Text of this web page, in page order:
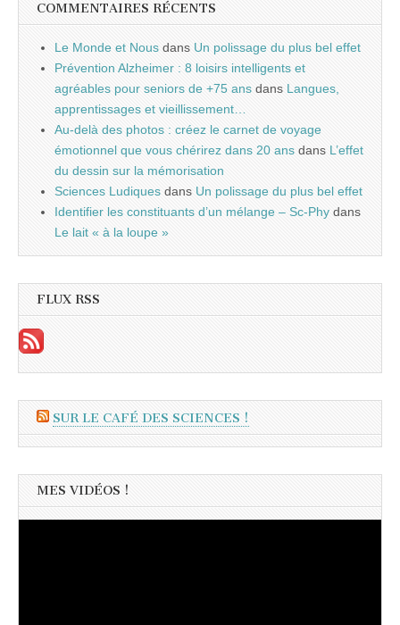
COMMENTAIRES RÉCENTS
Le Monde et Nous dans Un polissage du plus bel effet
Prévention Alzheimer : 8 loisirs intelligents et
agréables pour seniors de +75 ans dans Langues,
apprentissages et vieillissement…
Au-delà des photos : créez le carnet de voyage
émotionnel que vous chérirez dans 20 ans dans L’effet
du dessin sur la mémorisation
Sciences Ludiques dans Un polissage du plus bel effet
Identifier les constituants d’un mélange – Sc-Phy dans
Le lait « à la loupe »
FLUX RSS
SUR LE CAFÉ DES SCIENCES !
MES VIDÉOS !